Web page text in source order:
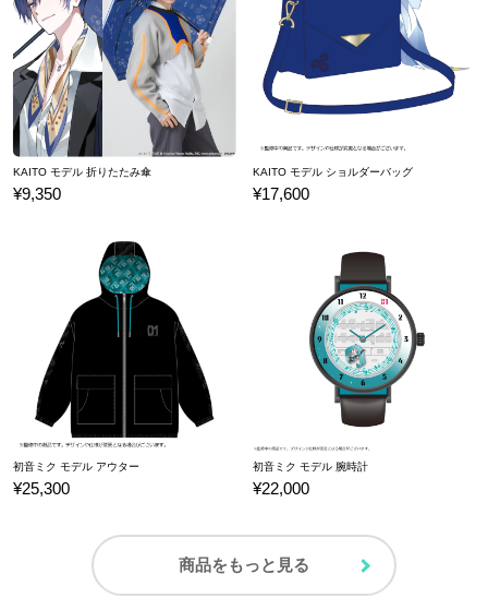
KAITO モデル 折りたたみ傘
¥9,350
KAITO モデル ショルダーバッグ
¥17,600
初音ミク モデル アウター
¥25,300
初音ミク モデル 腕時計
¥22,000
商品をもっと見る